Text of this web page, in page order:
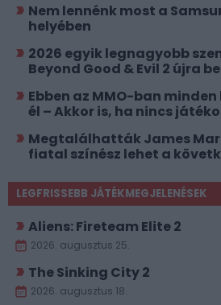
Nem lennénk most a
helyében
2026 egyik legnagyobb
Beyond Good & Evil 2 újra
Ebben az MMO-ban
él – Akkor is, ha nincs
Megtalálhatták James
fiatal színész lehet a
LEGFRISSEBB JÁTÉKMEGJELENÉSEK
Aliens: Fireteam Elite 2
2026. augusztus 25.
The Sinking City 2
2026. augusztus 18.